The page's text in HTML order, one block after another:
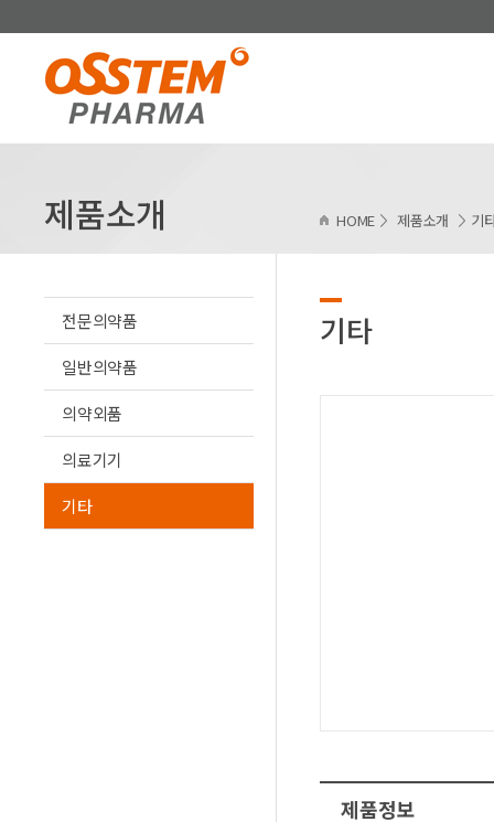
HOME 제품소개 기
제품소개
전문의약품
일반의약품
의약외품
의료기기
기타
기타
제품정보